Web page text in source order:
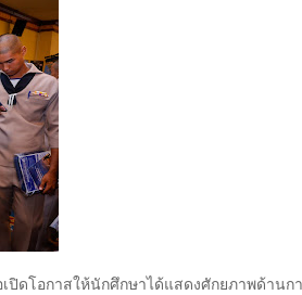
ปิดโอกาสให้นักศึกษาได้แสดงศักยภาพด้าน